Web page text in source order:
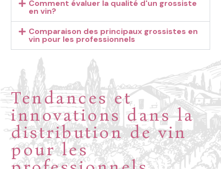
Comment évaluer la qualité d'un grossiste
en vin?
Comparaison des principaux grossistes en
vin pour les professionnels
Tendances et
innovations dans la
distribution de vin
pour les